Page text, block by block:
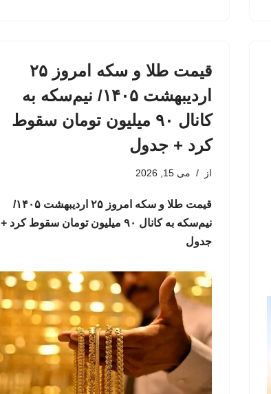
قیمت طلا و سکه امروز ۲۵
اردیبهشت ۱۴۰۵/ نیم‌سکه به
کانال ۹۰ میلیون تومان سقوط
کرد + جدول
از می 15, 2026
قیمت طلا و سکه امروز ۲۵ اردیبهشت ۱۴۰۵/
نیم‌سکه به کانال ۹۰ میلیون تومان سقوط کرد +
جدول